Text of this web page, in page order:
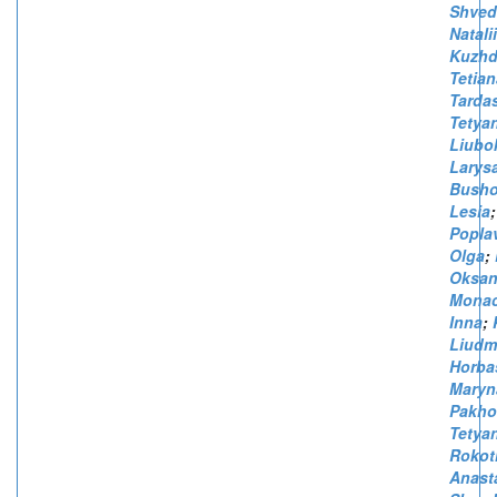
Lesia;
Olga;
Inna;